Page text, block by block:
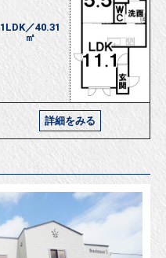
1LDK／40.31
㎡
詳細をみる